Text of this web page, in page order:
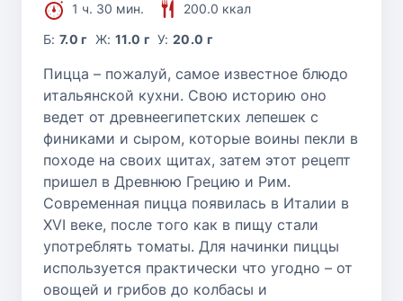
1 ч. 30 мин.
200.0 ккал
Б:7.0 г Ж: 11.0 г У:20.0 г
Пицца – пожалуй, самое известное блюдо
итальянской кухни. Свою историю оно
ведет от древнеегипетских лепешек с
финиками и сыром, которые воины пекли в
походе на своих щитах, затем этот рецепт
пришел в Древнюю Грецию и Рим.
Современная пицца появилась в Италии в
XVI веке, после того как в пищу стали
употреблять томаты. Для начинки пиццы
используется практически что угодно – от
овощей и грибов до колбасы и